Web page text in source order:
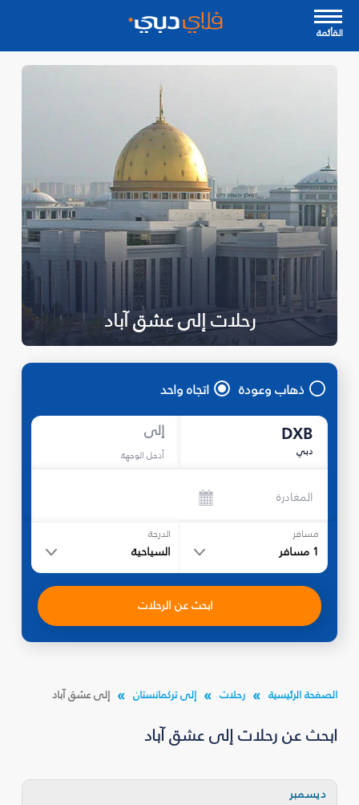
القأئمة
رحلات إلى عشق آباد
ذهاب وعودة اتجاه واحد
DXB
دبي
إلى
أدخل الوجهة
المغادرة
مسافر
1 مسافر
الدرجة
السياحية
ابحث عن الرحلات
الصفحة الرئيسية رحلات إلى تركمانستان إلى عشق آباد
ابحث عن رحلات إلى عشق آباد
ديسمبر